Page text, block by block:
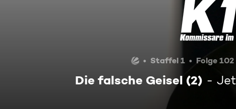
Staffel 1 Folge 102
Die falsche Geisel (2)